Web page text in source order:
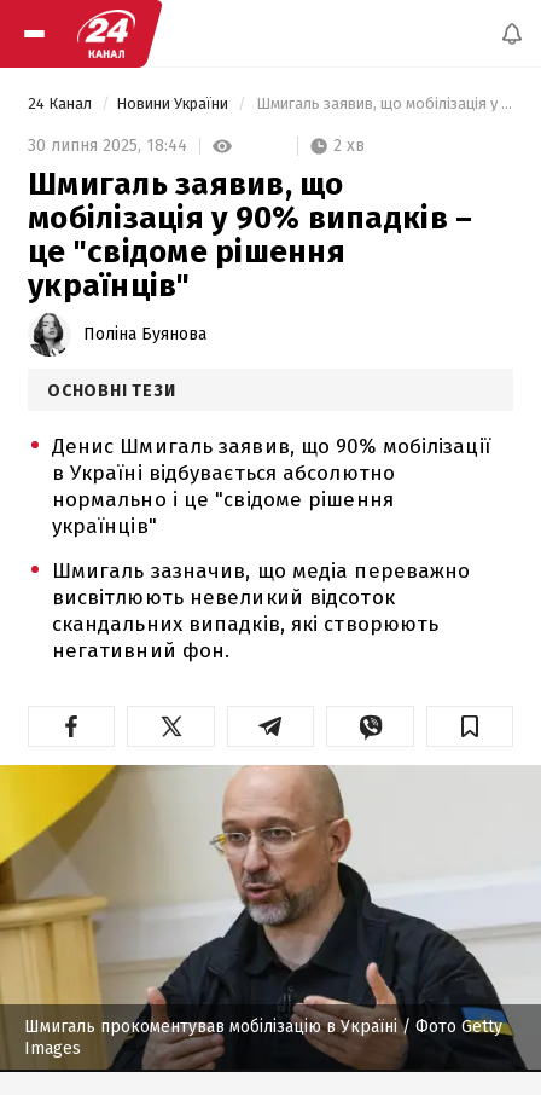
24 Канал Новини України Шмигаль заявив, що мобілізація у 90% випадків – це "свідоме рішення українців"
30 липня 2025, 18:44 2 хв
Шмигаль заявив, що
мобілізація у 90% випадків –
це "свідоме рішення
українців"
Поліна Буянова
ОСНОВНІ ТЕЗИ
Денис Шмигаль заявив, що 90% мобілізації
в Україні відбувається абсолютно
нормально і це "свідоме рішення
українців"
Шмигаль зазначив, що медіа переважно
висвітлюють невеликий відсоток
скандальних випадків, які створюють
негативний фон.
Шмигаль прокоментував мобілізацію в Україні/ Фото Getty
Images